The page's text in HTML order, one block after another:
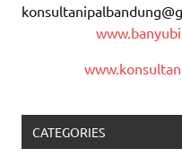
CATEGORIES